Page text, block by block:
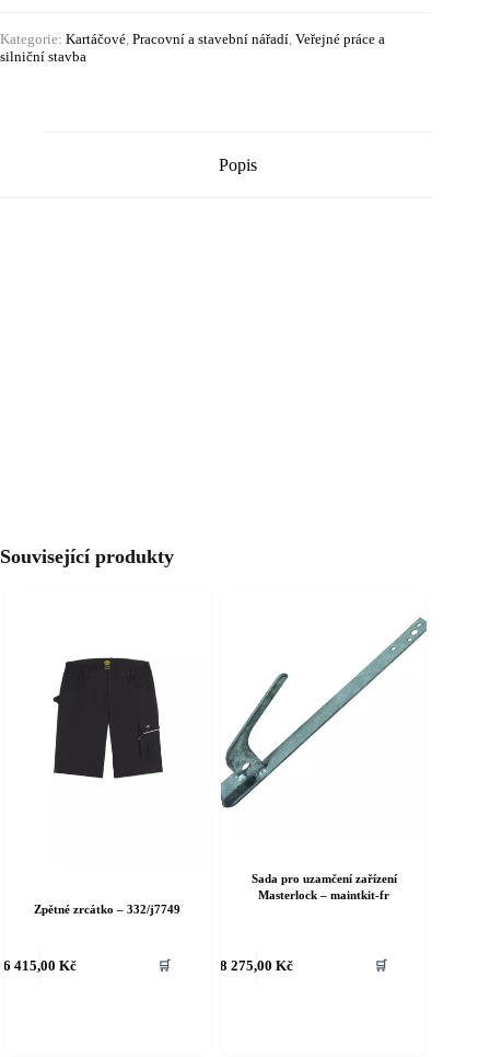
Kategorie: Kartáčové Pracovní a stavební nářadí Veřejné práce a
silniční stavba
Popis
Související produkty
Zpětné zrcátko – 332/j7749
6 415,00 Kč 🛒
Sada pro uzamčení zařízení
Masterlock – maintkit-fr
8 275,00 Kč 🛒